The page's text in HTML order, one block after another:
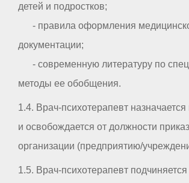
детей и подростков;
- правила оформления
документации;
- современную литературу по
методы ее обобщения.
1.4. Врач-психотерапевт
и освобождается от должности
организации (предприятию/
1.5. Врач-психотерапевт подчиняется